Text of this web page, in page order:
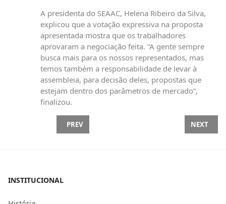
A presidenta do SEAAC, Helena Ribeiro da Silva,
explicou que a votação expressiva na proposta
apresentada mostra que os trabalhadores
aprovaram a negociação feita. “A gente sempre
busca mais para os nossos representados, mas
temos também a responsabilidade de levar à
assembleia, para decisão deles, propostas que
estejam dentro dos parâmetros de mercado”,
finalizou.
PREVIOUS ARTICLE: DIRETORIA DA SEAAC TOMA
PREV NEXT
NEXT
INSTITUCIONAL